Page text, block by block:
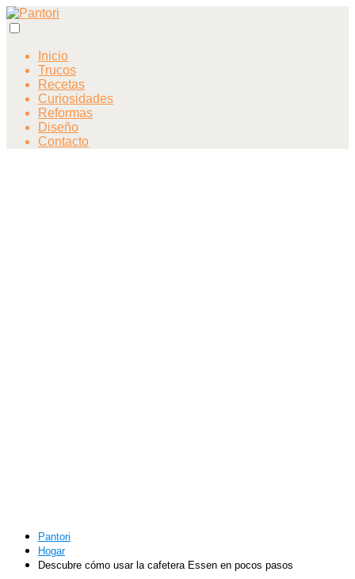
Inicio
Trucos
Recetas
Curiosidades
Reformas
Diseño
Contacto
Pantori
Hogar
Descubre cómo usar la cafetera Essen en pocos pasos